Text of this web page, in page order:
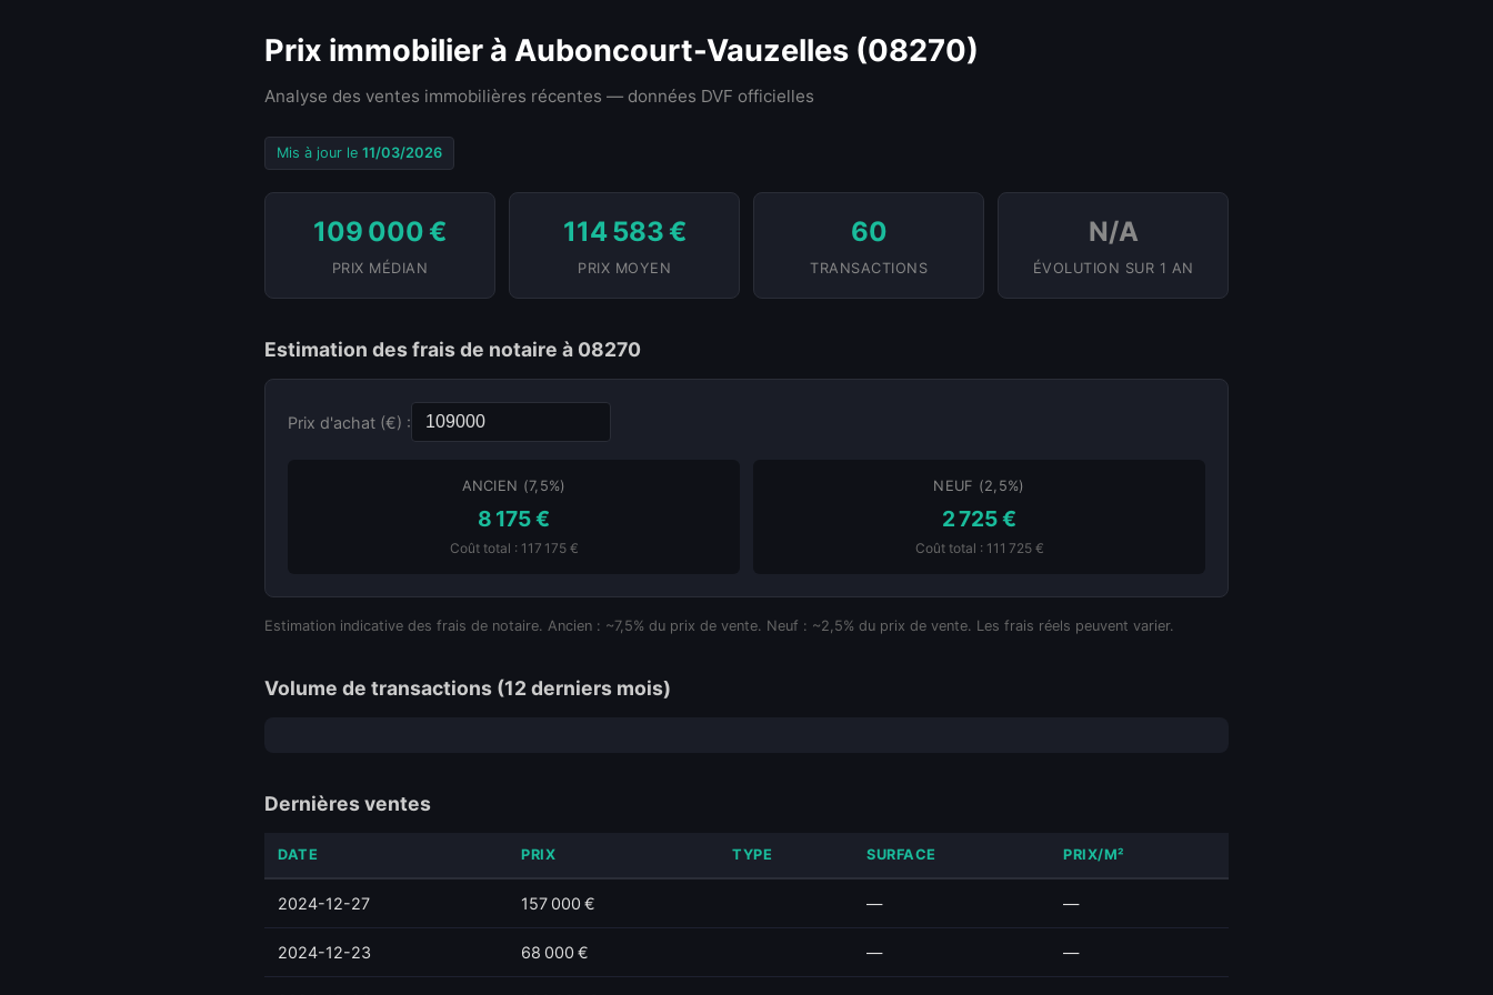
Prix immobilier à Auboncourt-Vauzelles (08270)
Analyse des ventes immobilières récentes — données DVF officielles
Mis à jour le 11/03/2026
109 000 €
PRIX MÉDIAN
114 583 €
PRIX MOYEN
60
TRANSACTIONS
N/A
ÉVOLUTION SUR 1 AN
Estimation des frais de notaire à 08270
Prix d'achat (€) :
ANCIEN (7,5%)
8 175 €
Coût total : 117 175 €
NEUF (2,5%)
2 725 €
Coût total : 111 725 €
Estimation indicative des frais de notaire. Ancien : ~7,5% du prix de vente. Neuf : ~2,5% du prix de vente. Les frais réels peuvent varier.
Volume de transactions (12 derniers mois)
Dernières ventes
DATE PRIX TYPE SURFACE PRIX/M²
2024-12-27 157 000 € — —
2024-12-23 68 000 € — —